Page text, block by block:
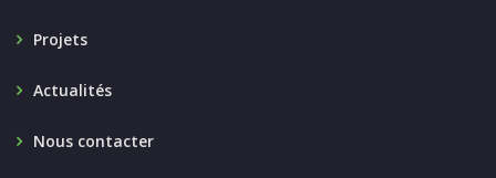
Projets
Actualités
Nous contacter